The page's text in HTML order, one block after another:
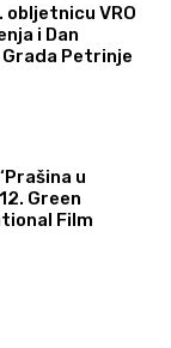
obljetnicu VRO
i Dan
Petrinje
u
Green
Film